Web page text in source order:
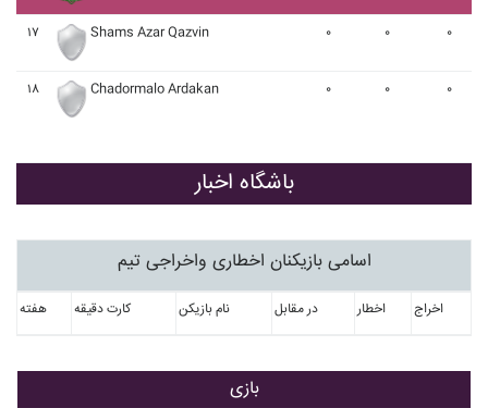
۱۷ Shams Azar Qazvin ۰ ۰ ۰
۱۸ Chadormalo Ardakan ۰ ۰ ۰
باشگاه اخبار
اسامی بازیکنان اخطاری واخراجی تیم
هفته کارت دقیقه نام بازیکن در مقابل اخطار اخراج
بازی